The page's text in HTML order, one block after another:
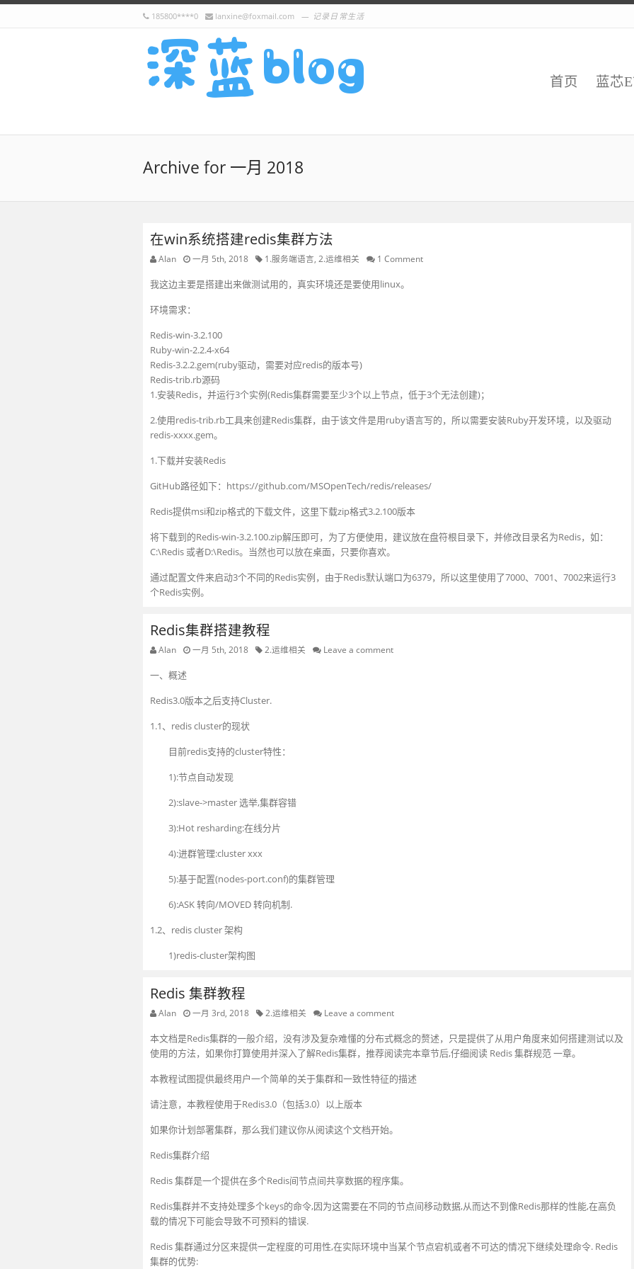
185800****0 lanxine@foxmail.com 记录日常生活
首页 蓝芯
Archive for 一月 2018
在win系统搭建redis集群方法
Alan 一月 5th, 2018 1.服务端语言 2.运维相关 1 Comment
我这边主要是搭建出来做测试用的，真实环境还是要使用linux。
环境需求：
Redis-win-3.2.100
Ruby-win-2.2.4-x64
Redis-3.2.2.gem(ruby驱动，需要对应redis的版本号)
Redis-trib.rb源码
1.安装Redis，并运行3个实例(Redis集群需要至少3个以上节点，低于3个无法创建)；
2.使用redis-trib.rb工具来创建Redis集群，由于该文件是用ruby语言写的，所以需要安装Ruby开发环境，以及驱动
redis-xxxx.gem。
1.下载并安装Redis
GitHub路径如下：https://github.com/MSOpenTech/redis/releases/
Redis提供msi和zip格式的下载文件，这里下载zip格式3.2.100版本
将下载到的Redis-win-3.2.100.zip解压即可，为了方便使用，建议放在盘符根目录下，并修改目录名为Redis，如：
C:\Redis 或者D:\Redis。当然也可以放在桌面，只要你喜欢。
通过配置文件来启动3个不同的Redis实例，由于Redis默认端口为6379，所以这里使用了7000、7001、7002来运行3
个Redis实例。
Redis集群搭建教程
Alan 一月 5th, 2018 2.运维相关 Leave a comment
一、概述
Redis3.0版本之后支持Cluster.
1.1、redis cluster的现状
目前redis支持的cluster特性：
1):节点自动发现
2):slave->master 选举,集群容错
3):Hot resharding:在线分片
4):进群管理:cluster xxx
5):基于配置(nodes-port.conf)的集群管理
6):ASK 转向/MOVED 转向机制.
1.2、redis cluster 架构
1)redis-cluster架构图
Redis 集群教程
Alan 一月 3rd, 2018 2.运维相关 Leave a comment
本文档是Redis集群的一般介绍，没有涉及复杂难懂的分布式概念的赘述，只是提供了从用户角度来如何搭建测试以及
使用的方法，如果你打算使用并深入了解Redis集群，推荐阅读完本章节后,仔细阅读 Redis 集群规范 一章。
本教程试图提供最终用户一个简单的关于集群和一致性特征的描述
请注意，本教程使用于Redis3.0（包括3.0）以上版本
如果你计划部署集群，那么我们建议你从阅读这个文档开始。
Redis集群介绍
Redis 集群是一个提供在多个Redis间节点间共享数据的程序集。
Redis集群并不支持处理多个keys的命令,因为这需要在不同的节点间移动数据,从而达不到像Redis那样的性能,在高负
载的情况下可能会导致不可预料的错误.
Redis 集群通过分区来提供一定程度的可用性,在实际环境中当某个节点宕机或者不可达的情况下继续处理命令. Redis
集群的优势: